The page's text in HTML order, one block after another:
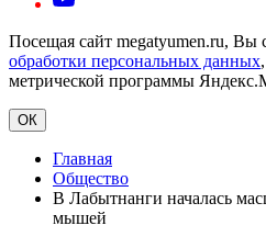
Посещая сайт megatyumen.ru, Вы
обработки персональных данных
метрической программы
ОК
Главная
Общество
В Лабытнанги началась
мышей